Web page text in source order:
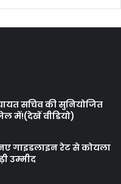
सचिव की सुनियोजित
में!(देखें वीडियो)
गाइडलाइन रेट से कोयला
उम्मीद